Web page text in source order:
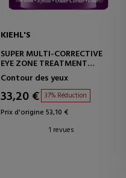
KIEHL'S
SUPER MULTI-CORRECTIVE
EYE ZONE TREATMENT
TRAITEMENT CORRECTIF DU
CONTOUR DES YEUX
Contour des yeux
33,20 € 37% Réduction
Prix d'origine 53,10 €
1 revues